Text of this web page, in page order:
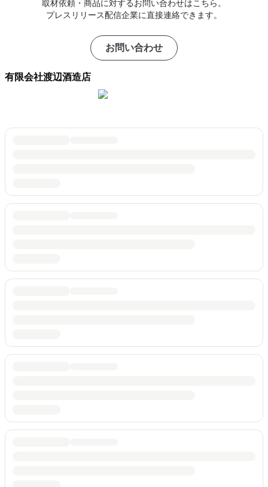
取材依頼・商品に対するお問い合わせはこちら。
プレスリリース配信企業に直接連絡できます。
お問い合わせ
有限会社渡辺酒造店